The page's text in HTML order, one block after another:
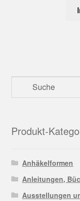
Produkt-
Anhäkelformen
Anleitungen,
Ausstellungen